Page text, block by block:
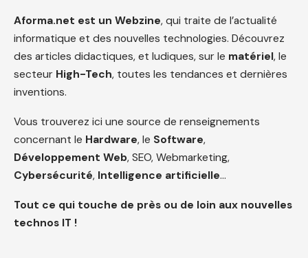
Aforma.net est un Webzine, qui traite de l’actualité
informatique et des nouvelles technologies. Découvrez
des articles didactiques, et ludiques, sur le matériel, le
secteur High-Tech, toutes les tendances et dernières
inventions.
Vous trouverez ici une source de renseignements
concernant le Hardware, le Software,
Développement Web, SEO, Webmarketing,
Cybersécurité, Intelligence artificielle…
Tout ce qui touche de près ou de loin aux nouvelles
technos IT !